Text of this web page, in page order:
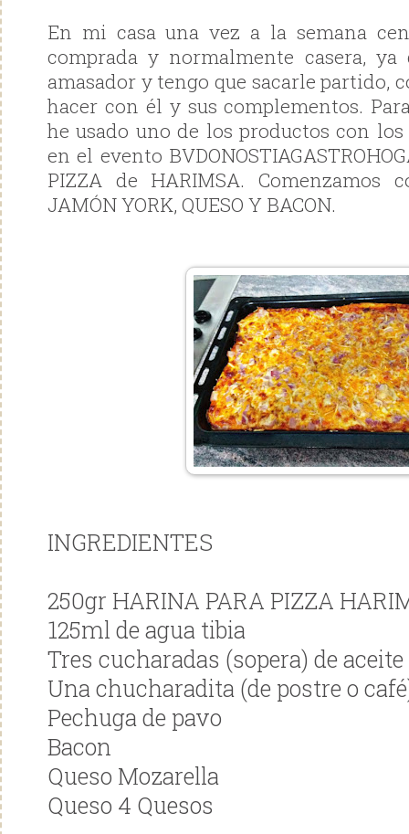
En mi casa una vez a la semana
comprada y normalmente casera,
amasador y tengo que sacarle partido,
hacer con él y sus complementos.
he usado uno de los productos con
en el evento
PIZZA de HARIMSA. Comenzamos
JAMÓN YORK, QUESO Y BACON.
INGREDIENTES
250gr HARINA PARA PIZZA
125ml de agua tibia
Tres cucharadas (sopera) de
Una chucharadita (de postre o
Pechuga de pavo
Bacon
Queso Mozarella
Queso 4 Quesos